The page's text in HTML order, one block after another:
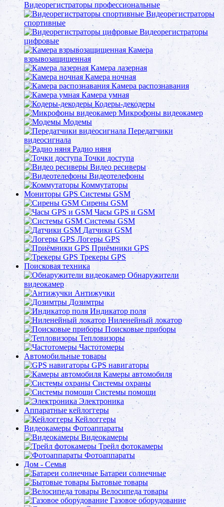
Видеорегистраторы профессиональные
Видеорегистраторы
спортивные
Видеорегистраторы
цифровые
Камера
взрывозащищенная
Камера лазерная
Камера ночная
Камера распознавания
Камера умная
Кодеры-декодеры
Микрофоны видеокамер
Модемы
Передатчики
видеосигнала
Радио няня
Точки доступа
Видео ресиверы
Видеотелефоны
Коммутаторы
Мониторы GPS Системы GSM
Сирены GSM
Часы GPS и GSM
Системы GSM
Датчики GSM
Логеры GPS
Приёмники GPS
Трекеры GPS
Поисковая техника
Обнаружители
видеокамер
Антижучки
Дозимтры
Индикатор поля
Ниленейный локатор
Поисковые приборы
Тепловизоры
Частотомеры
Автомобильные товары
GPS навигаторы
Камеры автомобиля
Системы охраны
Системы помощи
Электроника
Аппаратные кейлоггеры
Кейлоггеры
Видеокамеры Фотоаппараты
Видеокамеры
Трейл фотокамеры
Фотоаппараты
Дом - Семья
Батареи солнечные
Бытовые товары
Велосипеда товары
Газовое оборудование